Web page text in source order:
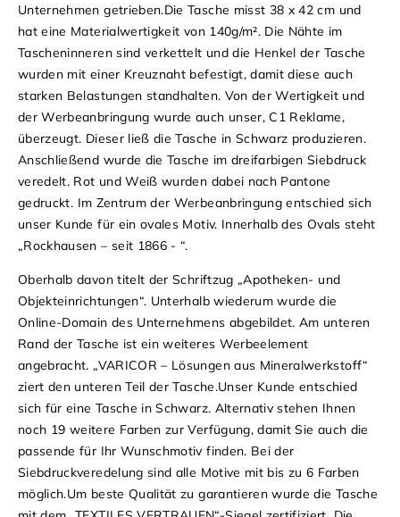
Unternehmen getrieben.Die Tasche misst 38 x 42 cm und
hat eine Materialwertigkeit von 140g/m². Die Nähte im
Tascheninneren sind verkettelt und die Henkel der Tasche
wurden mit einer Kreuznaht befestigt, damit diese auch
starken Belastungen standhalten. Von der Wertigkeit und
der Werbeanbringung wurde auch unser, C1 Reklame,
überzeugt. Dieser ließ die Tasche in Schwarz produzieren.
Anschließend wurde die Tasche im dreifarbigen Siebdruck
veredelt. Rot und Weiß wurden dabei nach Pantone
gedruckt. Im Zentrum der Werbeanbringung entschied sich
unser Kunde für ein ovales Motiv. Innerhalb des Ovals steht
„Rockhausen – seit 1866 - “.
Oberhalb davon titelt der Schriftzug „Apotheken- und
Objekteinrichtungen“. Unterhalb wiederum wurde die
Online-Domain des Unternehmens abgebildet. Am unteren
Rand der Tasche ist ein weiteres Werbeelement
angebracht. „VARICOR – Lösungen aus Mineralwerkstoff“
ziert den unteren Teil der Tasche.Unser Kunde entschied
sich für eine Tasche in Schwarz. Alternativ stehen Ihnen
noch 19 weitere Farben zur Verfügung, damit Sie auch die
passende für Ihr Wunschmotiv finden. Bei der
Siebdruckveredelung sind alle Motive mit bis zu 6 Farben
möglich.Um beste Qualität zu garantieren wurde die Tasche